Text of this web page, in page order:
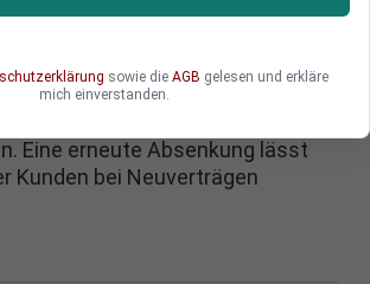
sprechen sich für eine
auf 1,25 Prozent aus. Sie
die hohen Zinsen aus den
Eine erneute Absenkung lässt
Kunden bei Neuverträgen
sowie die AGB gelesen und erkläre
mich einverstanden.